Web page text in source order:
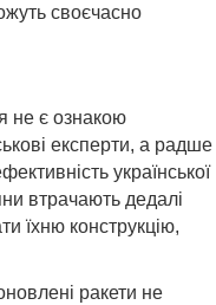
своєчасно
не є ознакою
експерти, а радше
української
втрачають дедалі
їхню конструкцію,
ракети не